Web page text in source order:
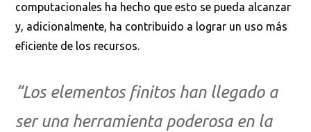
computacionales ha hecho que esto se pueda alcanzar
y, adicionalmente, ha contribuido a lograr un uso más
eficiente de los recursos.
“Los elementos finitos han llegado a
ser una herramienta poderosa en la